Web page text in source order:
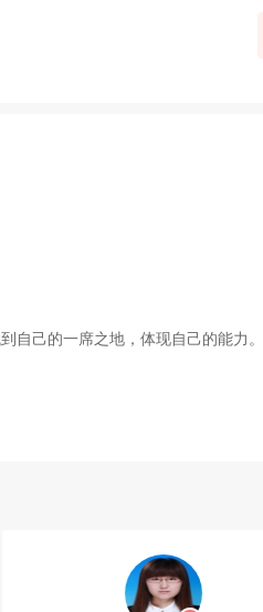
己的一席之地，体现自己的能力。